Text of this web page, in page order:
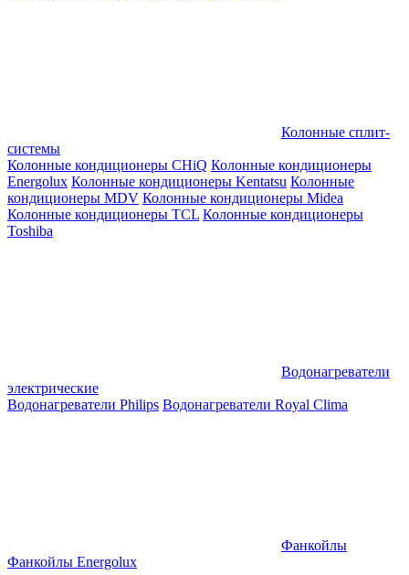
Колонные сплит-
системы
Колонные кондиционеры CHiQ Колонные кондиционеры
Energolux Колонные кондиционеры Kentatsu Колонные
кондиционеры MDV Колонные кондиционеры Midea
Колонные кондиционеры TCL Колонные кондиционеры
Toshiba
Водонагреватели
электрические
Водонагреватели Philips Водонагреватели Royal Clima
Фанкойлы
Фанкойлы Energolux